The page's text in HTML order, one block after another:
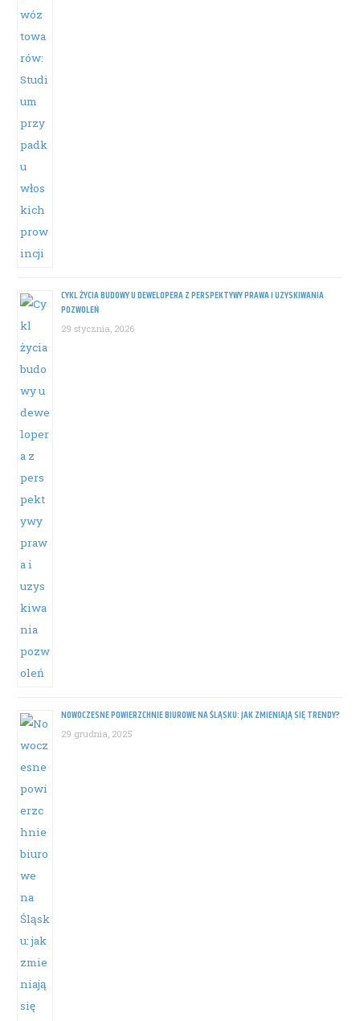
CYKL ŻYCIA BUDOWY U DEWELOPERA Z PERSPEKTYWY PRAWA I UZYSKIWANIA
POZWOLEŃ
29 stycznia, 2026
NOWOCZESNE POWIERZCHNIE BIUROWE NA ŚLĄSKU: JAK ZMIENIAJĄ SIĘ TRENDY?
29 grudnia, 2025